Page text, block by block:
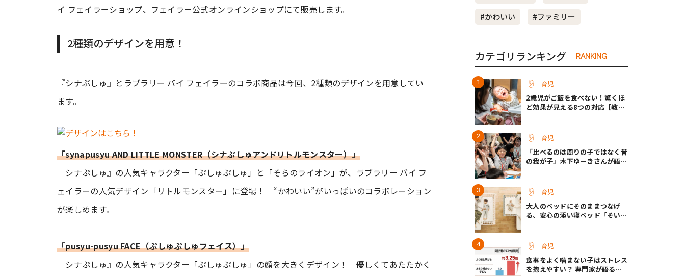
イ フェイラーショップ、フェイラー公式オンラインショップにて販売します。
2種類のデザインを用意！
『シナぷしゅ』とラブラリー バイ フェイラーのコラボ商品は今回、2種類のデザインを用意してい
ます。
「synapusyu AND LITTLE MONSTER（シナぷしゅアンドリトルモンスター）」
『シナぷしゅ』の人気キャラクター「ぷしゅぷしゅ」と「そらのライオン」が、ラブラリー バイ フ
ェイラーの人気デザイン「リトルモンスター」に登場！ “かわいい”がいっぱいのコラボレーション
が楽しめます。
「pusyu-pusyu FACE（ぷしゅぷしゅフェイス）」
『シナぷしゅ』の人気キャラクター「ぷしゅぷしゅ」の顔を大きくデザイン！ 優しくてあたたかく
#かわいい
#ファミリー
カテゴリランキング RANKING
育児
2歳児がご飯を食べない！驚くほ
ど効果が見える8つの対応【教え
育児
「比べるのは周りの子ではなく昔
の我が子」木下ゆーきさんが語っ
育児
大人のベッドにそのままつなげ
る、安心の添い寝ベッド「そいね
育児
食事をよく噛まない子はストレス
を抱えやすい？ 専門家が語る、